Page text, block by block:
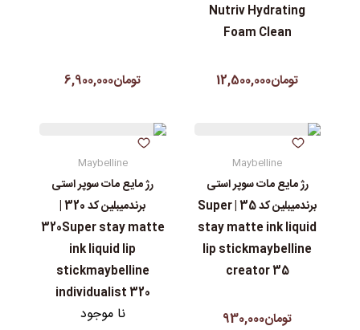
Nutriv Hydrating
Foam Clean
تومان12,500,000 تومان6,900,000
Maybelline
رژ مایع مات سوپر استی‌
برندمیبلین کد 35 | Super
stay matte ink liquid
lip stickmaybelline
creator 35
تومان930,000
Maybelline
رژ مایع مات سوپر استی‌
برندمیبلین کد 320 |
320Super stay matte
ink liquid lip
stickmaybelline
individualist 320
نا موجود